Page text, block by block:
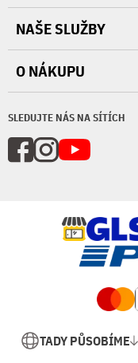
SLEDUJTE NÁS NA SÍTÍCH
NAŠE SLUŽBY
O NÁKUPU
TADY PŮSOBÍME